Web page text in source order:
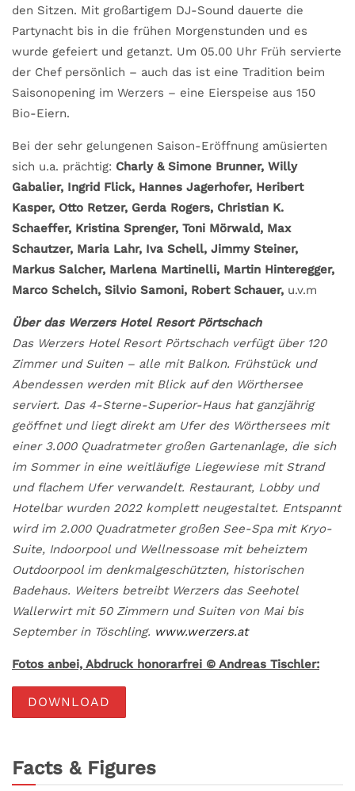
den Sitzen. Mit großartigem DJ-Sound dauerte die
Partynacht bis in die frühen Morgenstunden und es
wurde gefeiert und getanzt. Um 05.00 Uhr Früh servierte
der Chef persönlich – auch das ist eine Tradition beim
Saisonopening im Werzers – eine Eierspeise aus 150
Bio-Eiern.
Bei der sehr gelungenen Saison-Eröffnung amüsierten
sich u.a. prächtig: Charly & Simone Brunner, Willy
Gabalier, Ingrid Flick, Hannes Jagerhofer, Heribert
Kasper, Otto Retzer, Gerda Rogers, Christian K.
Schaeffer, Kristina Sprenger, Toni Mörwald, Max
Schautzer, Maria Lahr, Iva Schell, Jimmy Steiner,
Markus Salcher, Marlena Martinelli, Martin Hinteregger,
Marco Schelch, Silvio Samoni, Robert Schauer, u.v.m
Über das Werzers Hotel Resort Pörtschach
Das Werzers Hotel Resort Pörtschach verfügt über 120
Zimmer und Suiten – alle mit Balkon. Frühstück und
Abendessen werden mit Blick auf den Wörthersee
serviert. Das 4-Sterne-Superior-Haus hat ganzjährig
geöffnet und liegt direkt am Ufer des Wörthersees mit
einer 3.000 Quadratmeter großen Gartenanlage, die sich
im Sommer in eine weitläufige Liegewiese mit Strand
und flachem Ufer verwandelt. Restaurant, Lobby und
Hotelbar wurden 2022 komplett neugestaltet. Entspannt
wird im 2.000 Quadratmeter großen See-Spa mit Kryo-
Suite, Indoorpool und Wellnessoase mit beheiztem
Outdoorpool im denkmalgeschützten, historischen
Badehaus. Weiters betreibt Werzers das Seehotel
Wallerwirt mit 50 Zimmern und Suiten von Mai bis
September in Töschling. www.werzers.at
Fotos anbei, Abdruck honorarfrei © Andreas Tischler:
DOWNLOAD
Facts & Figures